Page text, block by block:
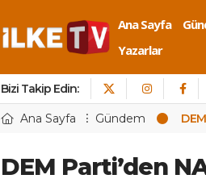
Ana Sayfa
Yazarlar
Bizi Takip Edin:
Ana Sayfa Gündem
DEM Parti’den